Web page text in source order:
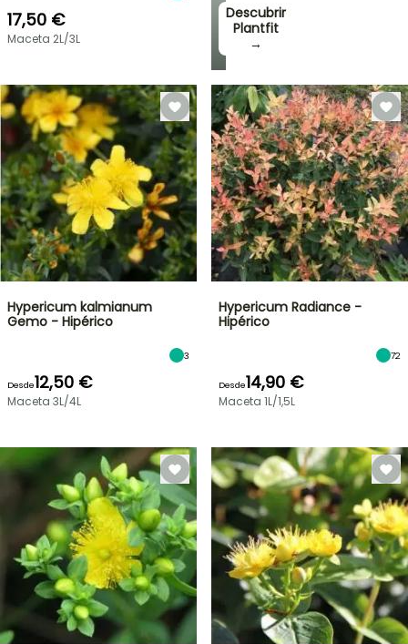
Descubrir
Plantfit
→
17,50 €
Maceta 2L/3L
Hypericum kalmianum
Gemo - Hipérico
3
Desde12,50 €
Maceta 3L/4L
Hypericum Radiance -
Hipérico
72
Desde14,90 €
Maceta 1L/1,5L